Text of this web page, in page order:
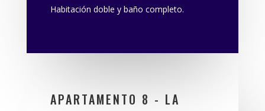
Habitación doble y baño completo.
APARTAMENTO 8 - LA